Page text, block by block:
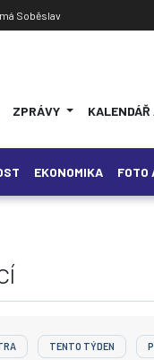
Soběslav
ZPRÁVY KALENDÁŘ
EKONOMIKA FOTO
TENTO TÝDEN